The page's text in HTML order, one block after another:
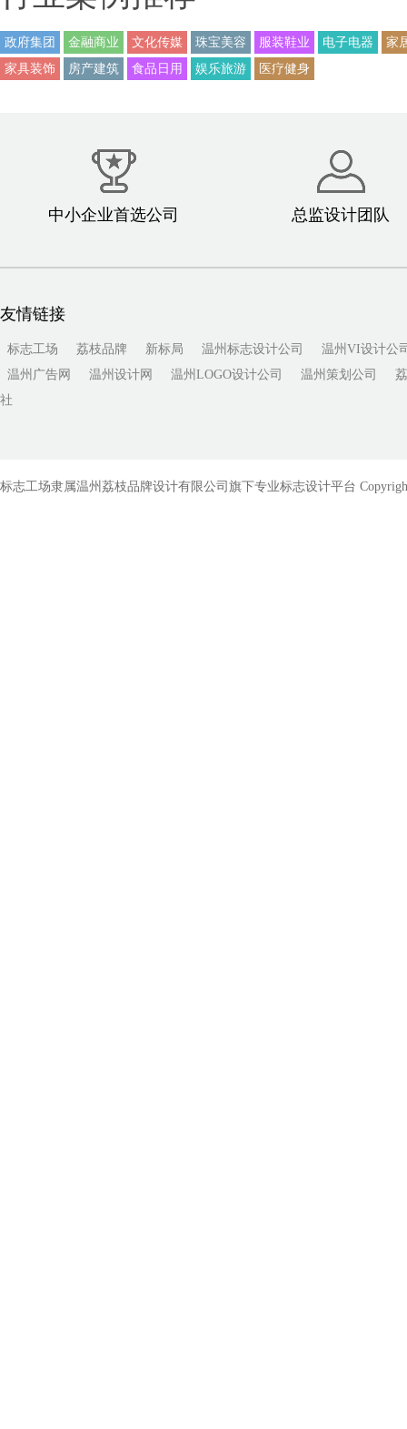
政府集团 金融商业 文化传媒 珠宝美容 服装鞋业 电子电器
家
家具装饰
房产建筑 食品日用 娱乐旅游 医疗健身
中小企业首选公司 总监设计团队
友情链接
标志工场 荔枝品牌 新标局 温州标志设计公司
温州VI设计公
温州广告网
温州设计网 温州LOGO设计公司 温州策划公司
社
标志工场隶属温州荔枝品牌设计有限公司旗下专业标志设计平台